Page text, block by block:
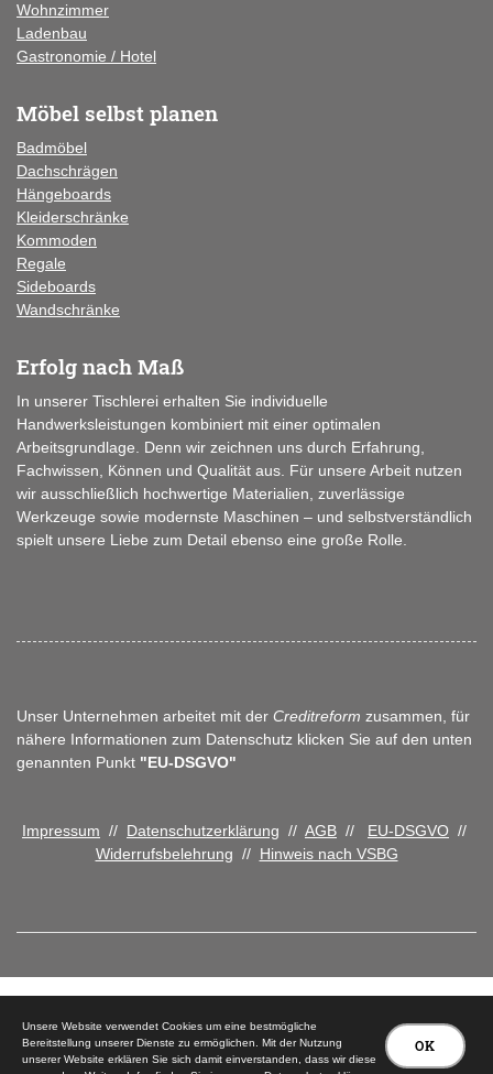
Wohnzimmer
Ladenbau
Gastronomie / Hotel
Möbel selbst planen
Badmöbel
Dachschrägen
Hängeboards
Kleiderschränke
Kommoden
Regale
Sideboards
Wandschränke
Erfolg nach Maß
In unserer Tischlerei erhalten Sie individuelle
Handwerksleistungen kombiniert mit einer optimalen
Arbeitsgrundlage. Denn wir zeichnen uns durch Erfahrung,
Fachwissen, Können und Qualität aus. Für unsere Arbeit nutzen
wir ausschließlich hochwertige Materialien, zuverlässige
Werkzeuge sowie modernste Maschinen – und selbstverständlich
spielt unsere Liebe zum Detail ebenso eine große Rolle.
Unser Unternehmen arbeitet mit der Creditreform zusammen, für
nähere Informationen zum Datenschutz klicken Sie auf den unten
genannten Punkt "EU-DSGVO"
Impressum // Datenschutzerklärung // AGB // EU-DSGVO //
Widerrufsbelehrung // Hinweis nach VSBG
© 2026 Tischlerei Peter Carstensen
OK
Unsere Website verwendet Cookies um eine bestmögliche
Bereitstellung unserer Dienste zu ermöglichen. Mit der Nutzung
unserer Website erklären Sie sich damit einverstanden, dass wir diese